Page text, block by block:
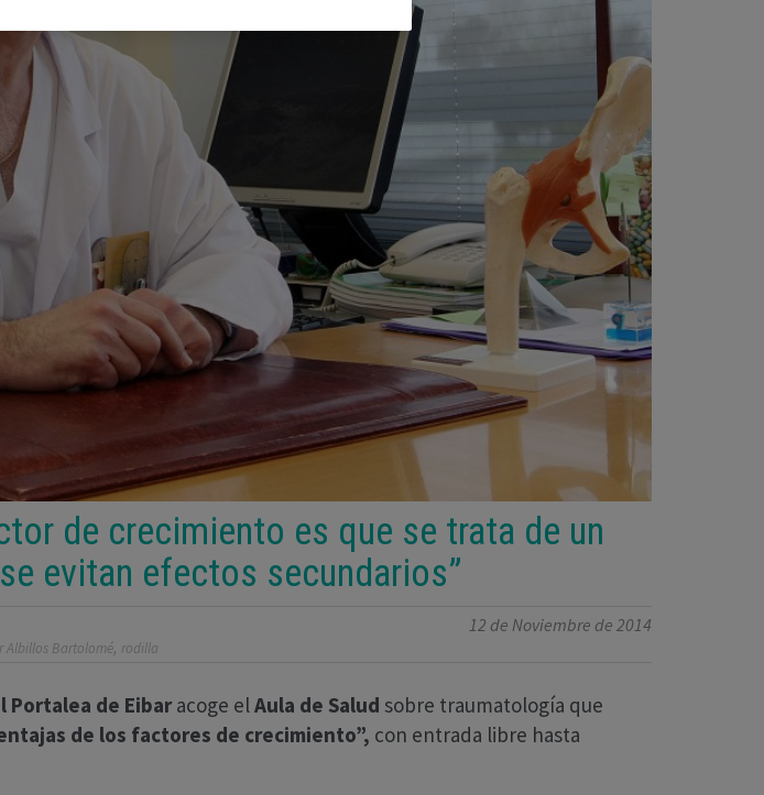
de crecimiento es que se trata de un
evitan efectos secundarios”
12 de Noviembre de 2014
Albillos Bartolomé, rodilla
Portalea de Eibaracoge elAula de Salud sobre traumatología que
de los factores de crecimiento”, con entrada libre hasta